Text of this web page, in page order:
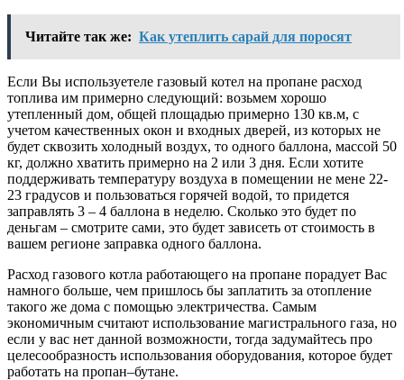
Читайте так же: Как утеплить сарай для поросят
Если Вы используетеле газовый котел на пропане расход
топлива им примерно следующий: возьмем хорошо
утепленный дом, общей площадью примерно 130 кв.м, с
учетом качественных окон и входных дверей, из которых не
будет сквозить холодный воздух, то одного баллона, массой 50
кг, должно хватить примерно на 2 или 3 дня. Если хотите
поддерживать температуру воздуха в помещении не мене 22-
23 градусов и пользоваться горячей водой, то придется
заправлять 3 – 4 баллона в неделю. Сколько это будет по
деньгам – смотрите сами, это будет зависеть от стоимость в
вашем регионе заправка одного баллона.
Расход газового котла работающего на пропане порадует Вас
намного больше, чем пришлось бы заплатить за отопление
такого же дома с помощью электричества. Самым
экономичным считают использование магистрального газа, но
если у вас нет данной возможности, тогда задумайтесь про
целесообразность использования оборудования, которое будет
работать на пропан–бутане.